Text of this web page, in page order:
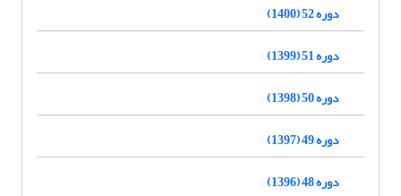
دوره 52 (1400)
دوره 51 (1399)
دوره 50 (1398)
دوره 49 (1397)
دوره 48 (1396)